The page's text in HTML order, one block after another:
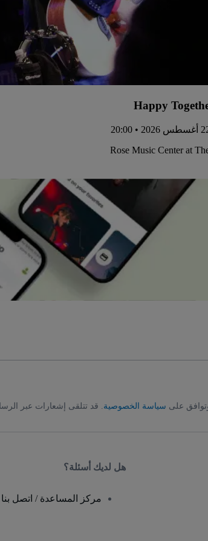
Happy
Rose Music Center at
على سياسة الخصوصية . قد تتلقى إشعارات عبر
هل لديك أسئلة؟
مركز المساعدة / اتصل بنا